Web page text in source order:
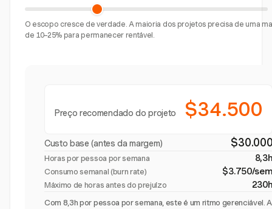
O escopo cresce de verdade. A maioria dos projetos precisa de uma
de 10–25% para permanecer rentável.
Preço recomendado do projeto $34.500
Custo base (antes da margem)
Horas por pessoa por semana
Consumo semanal (burn rate) $3.750/
Máximo de horas antes do prejuízo
Com 8,3h por pessoa por semana, este é um ritmo gerenciável. A